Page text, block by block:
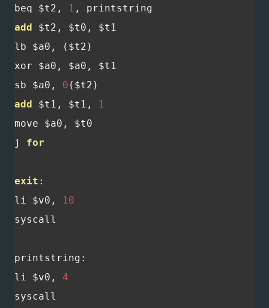
beq $t2 , 1 ,
add $t2 , $t0 ,
$t1
lb $a0 , ( $t2 )
xor $a0 , $a0 ,
$t1
sb $a0 , 0 ( $t2 )
add $t1 , $t1 ,
1
move $a0 ,
$t0
j for
exit :
li $v0 ,
10
syscall
printstring :
li $v0 ,
4
syscall